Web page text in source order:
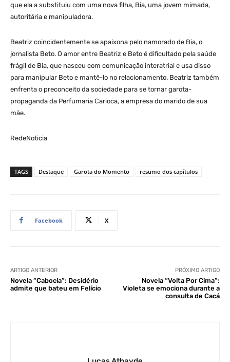
que ela a substituiu com uma nova filha, Bia, uma jovem mimada,
autoritária e manipuladora.
Beatriz coincidentemente se apaixona pelo namorado de Bia, o
jornalista Beto. O amor entre Beatriz e Beto é dificultado pela saúde
frágil de Bia, que nasceu com comunicação interatrial e usa disso
para manipular Beto e mantê-lo no relacionamento. Beatriz também
enfrenta o preconceito da sociedade para se tornar garota-
propaganda da Perfumaria Carioca, a empresa do marido de sua
mãe.
RedeNoticia
TAGS Destaque Garota do Momento resumo dos capítulos
Facebook X
ARTIGO ANTERIOR
Novela “Cabocla”: Desidério
admite que bateu em Felício
PRÓXIMO ARTIGO
Novela “Volta Por Cima”:
Violeta se emociona durante a
consulta de Cacá